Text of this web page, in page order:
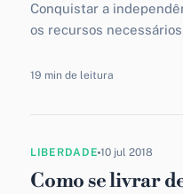
Conquistar a
os recursos
19 min de leitura
LIBERDADE 10 jul 2018
Como se livrar